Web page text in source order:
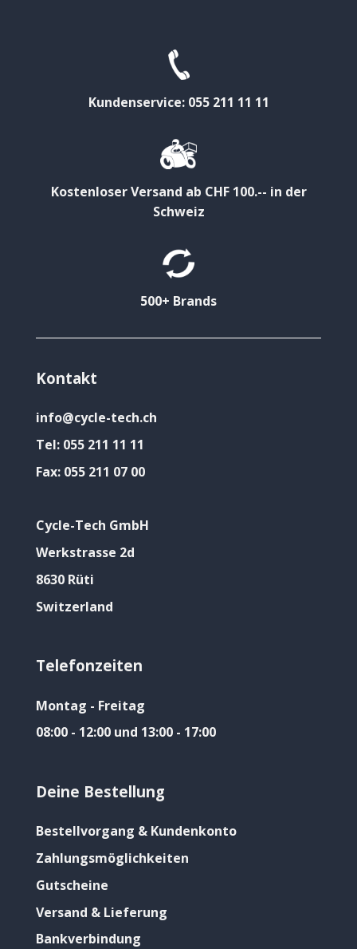
Kundenservice: 055 211 11 11
Kostenloser Versand ab CHF 100.-- in der
Schweiz
500+ Brands
Kontakt
info@cycle-tech.ch
Tel: 055 211 11 11
Fax: 055 211 07 00
Cycle-Tech GmbH
Werkstrasse 2d
8630 Rüti
Switzerland
Telefonzeiten
Montag - Freitag
08:00 - 12:00 und 13:00 - 17:00
Deine Bestellung
Bestellvorgang & Kundenkonto
Zahlungsmöglichkeiten
Gutscheine
Versand & Lieferung
Bankverbindung